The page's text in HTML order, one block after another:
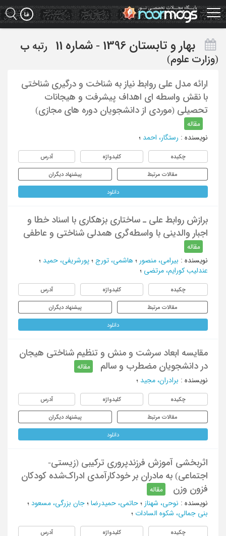
Skip
to
main
بهار و تابستان 1396 - شماره 11 رتبه ب
(وزارت علوم)
ارائه مدل علی روابط نیاز به شناخت و درگیری شناختی
با نقش واسطه ای اهداف پیشرفت و هیجانات
تحصیلی (موردی از دانشجویان دوره های مجازی)
مقاله
نویسنده : رستگار، احمد ؛
چکیده کلیدواژه آدرس
مقالات مرتبط پیشنهاد دیگران
دانلود
برازش روابط علی ـ ساختاری بزهکاری با اسناد خطا و
اجبار والدینی با واسطه‌گری همدلی شناختی و عاطفی
مقاله
نویسنده : بیرامی، منصور ؛ هاشمی، تورج ؛ پورشریفی، حمید ؛
عندلیب کورایم، مرتضی ؛
چکیده کلیدواژه آدرس
مقالات مرتبط پیشنهاد دیگران
دانلود
مقایسه ابعاد سرشت و منش و تنظیم شناختی هیجان
در دانشجویان مضطرب و سالم
مقاله
نویسنده : برادران، مجید ؛
چکیده کلیدواژه آدرس
مقالات مرتبط پیشنهاد دیگران
دانلود
اثربخشی آموزش فرزندپروری ترکیبی (زیستی-
اجتماعی) به مادران بر خودکارآمدی ادراک‌شده کودکان
فزون وزن
مقاله
نویسنده : نوحی، شهناز ؛ حاتمی، حمیدرضا ؛ جان بزرگی، مسعود ؛
بنی جمالی، شکوه السادات ؛
چکیده کلیدواژه آدرس